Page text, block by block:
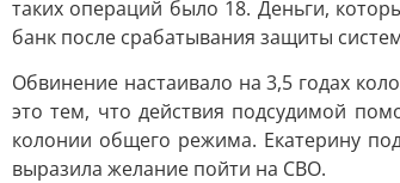
таких операций было 18. Деньги,
банк после срабатывания защиты
Обвинение настаивало на 3,5 годах
это тем, что действия подсудимой
колонии общего режима. Екатерину
выразила желание пойти на СВО.